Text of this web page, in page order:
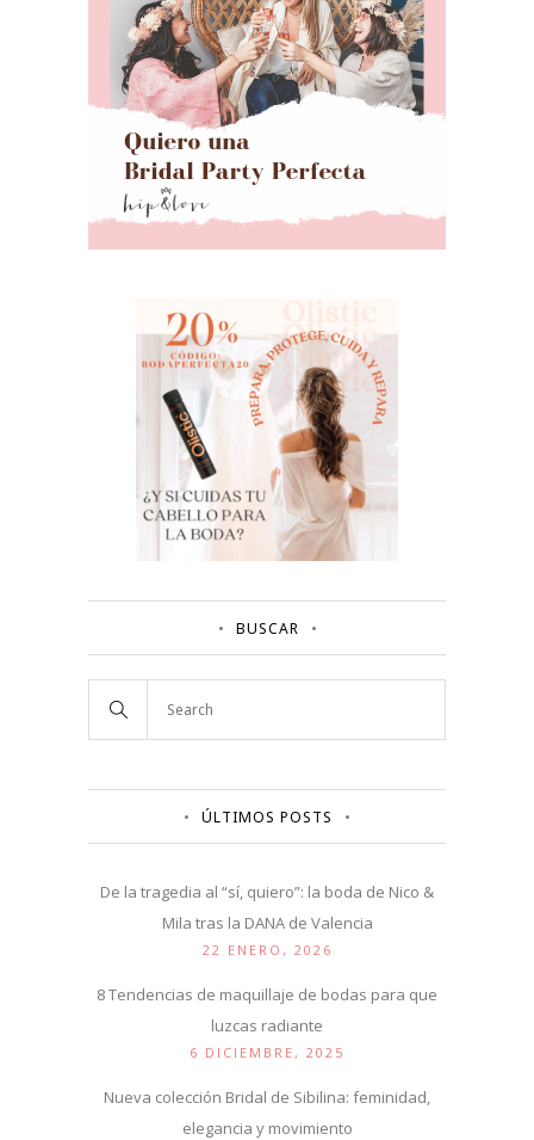
BUSCAR
ÚLTIMOS POSTS
De la tragedia al “sí, quiero”: la boda de Nico &
Mila tras la DANA de Valencia
22 ENERO, 2026
8 Tendencias de maquillaje de bodas para que
luzcas radiante
6 DICIEMBRE, 2025
Nueva colección Bridal de Sibilina: feminidad,
elegancia y movimiento